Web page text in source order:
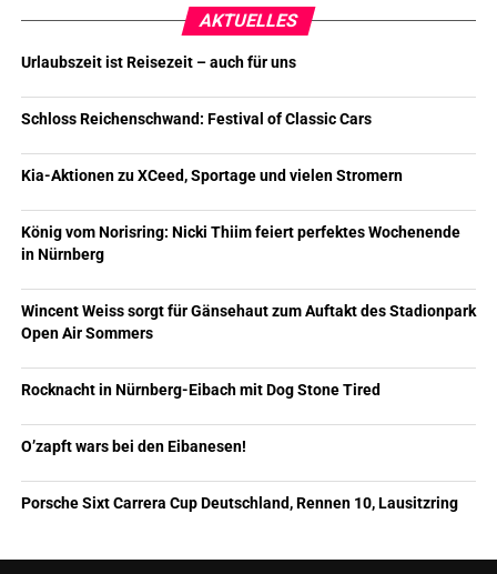
AKTUELLES
Urlaubszeit ist Reisezeit – auch für uns
Schloss Reichenschwand: Festival of Classic Cars
Kia-Aktionen zu XCeed, Sportage und vielen Stromern
König vom Norisring: Nicki Thiim feiert perfektes Wochenende
in Nürnberg
Wincent Weiss sorgt für Gänsehaut zum Auftakt des Stadionpark
Open Air Sommers
Rocknacht in Nürnberg-Eibach mit Dog Stone Tired
O’zapft wars bei den Eibanesen!
Porsche Sixt Carrera Cup Deutschland, Rennen 10, Lausitzring